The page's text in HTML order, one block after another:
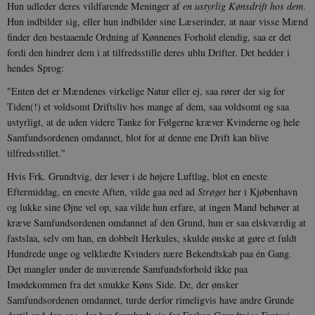
Hun udleder deres vildfarende Meninger afen ustyrlig Kønsdrift hos dem.
Hun indbilder sig, eller hun indbilder sine Læserinder, at naar visse Mænd
finder den bestaaende Ordning af Kønnenes Forhold elendig, saa er det
fordi den hindrer dem i at tilfredsstille deres ublu Drifter. Det hedder i
hendes Sprog:
"Enten det er Mændenes virkelige Natur eller ej, saa rører der sig for
Tiden(!) et voldsomt Driftsliv hos mange af dem, saa voldsomt og saa
ustyrligt, at de uden videre Tanke for Følgerne kræver Kvinderne og hele
Samfundsordenen omdannet, blot for at denne ene Drift kan blive
tilfredsstillet."
Hvis Frk. Grundtvig, der lever i de højere Luftlag, blot en eneste
Eftermiddag, en eneste Aften, vilde gaa ned ad Strøget her i Kjøbenhavn
og lukke sine Øjne vel op, saa vilde hun erfare, at ingen Mand behøver at
kræve Samfundsordenen omdannet af den Grund, hun er saa elskværdig at
fastslaa, selv om han, en dobbelt Herkules, skulde ønske at gøre et fuldt
Hundrede unge og velklædte Kvinders nære Bekendtskab paa én Gang.
Det mangler under de nuværende Samfundsforhold ikke paa
Imødekommen fra det smukke Køns Side. De, der ønsker
Samfundsordenen omdannet, turde derfor rimeligvis have andre Grunde
Hjemmesiden kan ikke fungerer uden disse
cookies.
Navn
Udbyder / Domæne
Udløb
Spotify Inc.
.spotify.com
sp_landing
Spotify Inc.
.spotify.com
1 dag